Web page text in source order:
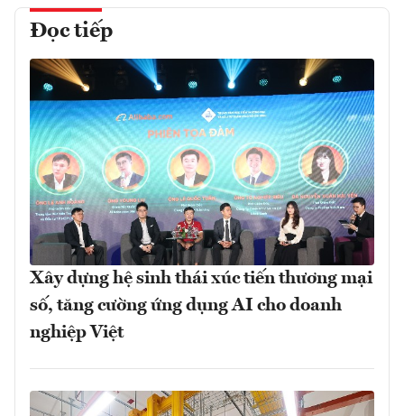
Đọc tiếp
Xây dựng hệ sinh thái xúc tiến thương mại
số, tăng cường ứng dụng AI cho doanh
nghiệp Việt